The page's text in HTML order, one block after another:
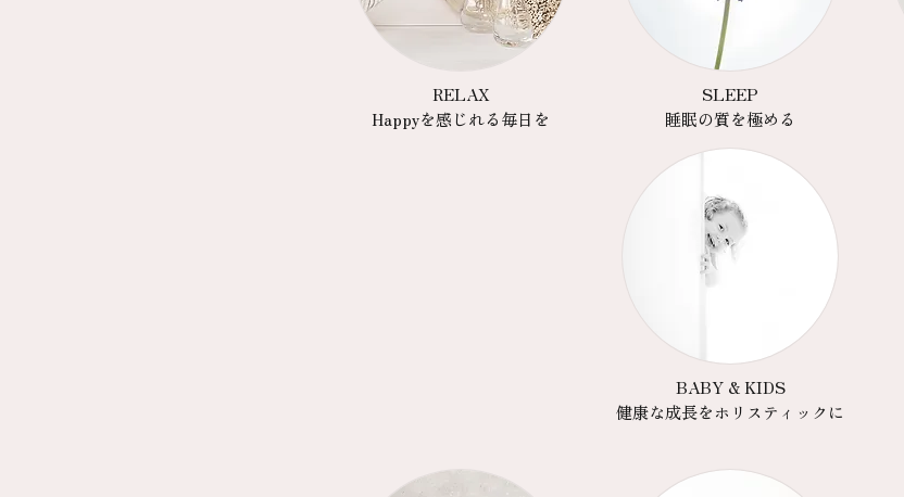
RELAX
Happyを感じれる毎日を
SLEEP
​睡眠の質を極める
BABY & KIDS
健康な成長をホリスティックに